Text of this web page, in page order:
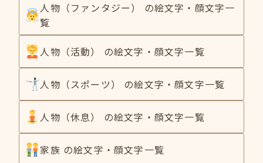
人物（ファンタジー） の絵文字・顔文字一
覧
人物（活動） の絵文字・顔文字一覧
人物（スポーツ） の絵文字・顔文字一覧
人物（休息） の絵文字・顔文字一覧
家族 の絵文字・顔文字一覧